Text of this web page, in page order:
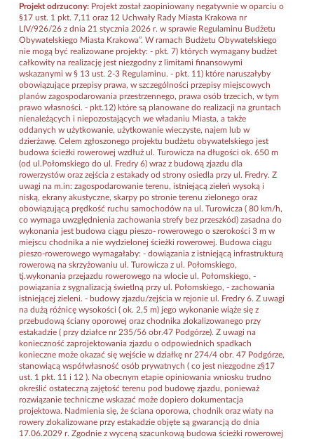
Projekt odrzucony: Projekt został zaopiniowany negatywnie w oparciu o
§17 ust. 1 pkt. 7,11 oraz 12 Uchwały Rady Miasta Krakowa nr
LIV/926/26 z dnia 21 stycznia 2026 r. w sprawie Regulaminu Budżetu
Obywatelskiego Miasta Krakowa”. W ramach Budżetu Obywatelskiego
nie mogą być realizowane projekty: - pkt. 7) których wymagany budżet
całkowity na realizację jest niezgodny z limitami finansowymi
wskazanymi w § 13 ust. 2-3 Regulaminu. - pkt. 11) które naruszałyby
obowiązujące przepisy prawa, w szczególności przepisy miejscowych
planów zagospodarowania przestrzennego, prawa osób trzecich, w tym
prawo własności. - pkt.12) które są planowane do realizacji na gruntach
nienależących i niepozostających we władaniu Miasta, a także
oddanych w użytkowanie, użytkowanie wieczyste, najem lub w
dzierżawę. Celem zgłoszonego projektu budżetu obywatelskiego jest
budowa ścieżki rowerowej wzdłuż ul. Turowicza na długości ok. 650 m
(od ul.Połomskiego do ul. Fredry 6) wraz z budową zjazdu dla
rowerzystów oraz zejścia z estakady od strony osiedla przy ul. Fredry. Z
uwagi na m.in: zagospodarowanie terenu, istniejącą zieleń wysoką i
niską, ekrany akustyczne, skarpy po stronie terenu zielonego oraz
obowiązującą prędkość ruchu samochodów na ul. Turowicza ( 80 km/h,
co wymaga uwzględnienia zachowania strefy bez przeszkód) zasadna do
wykonania jest budowa ciągu pieszo- rowerowego o szerokości 3 m w
miejscu chodnika a nie wydzielonej ścieżki rowerowej. Budowa ciągu
pieszo-rowerowego wymagałaby: - dowiązania z istniejącą infrastrukturą
rowerową na skrzyżowaniu ul. Turowicza z ul. Połomskiego,
tj.wykonania przejazdu rowerowego na wlocie ul. Połomskiego, -
powiązania z sygnalizacją świetlną przy ul. Połomskiego, - zachowania
istniejącej zieleni. - budowy zjazdu/zejścia w rejonie ul. Fredry 6. Z uwagi
na dużą różnicę wysokości ( ok. 2,5 m) jego wykonanie wiąże się z
przebudową ściany oporowej oraz chodnika zlokalizowanego przy
estakadzie ( przy działce nr 235/56 obr.47 Podgórze). Z uwagi na
konieczność zaprojektowania zjazdu o odpowiednich spadkach
konieczne może okazać się wejście w działkę nr 274/4 obr. 47 Podgórze,
stanowiącą współwłasność osób prywatnych ( co jest niezgodne z§17
ust. 1 pkt. 11 i 12 ). Na obecnym etapie opiniowania wniosku trudno
określić ostateczną zajętość terenu pod budowę zjazdu, ponieważ
rozwiązanie techniczne wskazać może dopiero dokumentacja
projektowa. Nadmienia się, że ściana oporowa, chodnik oraz wiaty na
rowery zlokalizowane przy estakadzie objęte są gwarancją do dnia
17.06.2029 r. Zgodnie z wyceną szacunkową budowa ścieżki rowerowej